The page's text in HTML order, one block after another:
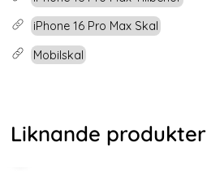
iPhone 16 Pro Max Skal
Mobilskal
Liknande produkter